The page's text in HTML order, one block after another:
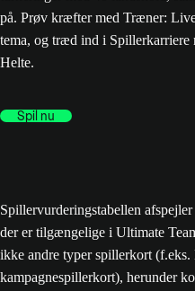
på. Prøv kræfter med Træner:
tema, og træd ind i
Helte.
Spil nu
Spillervurderingstabellen
der er tilgængelige i Ultimate
ikke andre typer spillerkort
kampagnespillerkort), herunder